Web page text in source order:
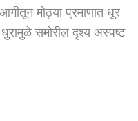
मोठ्या प्रमाणात धूर
धुरामुळे समोरील दृश्य अस्पष्ट